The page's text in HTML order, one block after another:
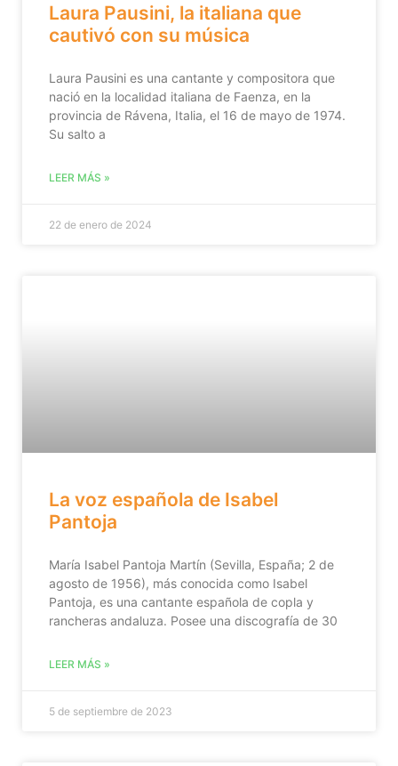
Laura Pausini, la italiana que
cautivó con su música
Laura Pausini es una cantante y compositora que
nació en la localidad italiana de Faenza, en la
provincia de Rávena, Italia, el 16 de mayo de 1974.
Su salto a
LEER MÁS »
22 de enero de 2024
La voz española de Isabel
Pantoja
María Isabel Pantoja Martín (Sevilla, España; 2 de
agosto de 1956), más conocida como Isabel
Pantoja, es una cantante española de copla y
rancheras andaluza. Posee una discografía de 30
LEER MÁS »
5 de septiembre de 2023